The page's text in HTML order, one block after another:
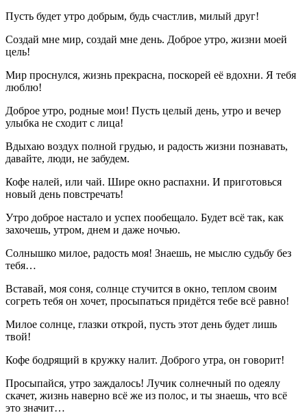
Пусть будет утро добрым, будь счастлив, милый друг!
Создай мне мир, создай мне день. Доброе утро, жизни моей
цель!
Мир проснулся, жизнь прекрасна, поскорей её вдохни. Я тебя
люблю!
Доброе утро, родные мои! Пусть целый день, утро и вечер
улыбка не сходит с лица!
Вдыхаю воздух полной грудью, и радость жизни познавать,
давайте, люди, не забудем.
Кофе налей, или чай. Шире окно распахни. И приготовься
новый день повстречать!
Утро доброе настало и успех пообещало. Будет всё так, как
захочешь, утром, днем и даже ночью.
Солнышко милое, радость моя! Знаешь, не мыслю судьбу без
тебя…
Вставай, моя соня, солнце стучится в окно, теплом своим
согреть тебя он хочет, просыпаться придётся тебе всё равно!
Милое солнце, глазки открой, пусть этот день будет лишь
твой!
Кофе бодрящий в кружку налит. Доброго утра, он говорит!
Просыпайся, утро заждалось! Лучик солнечный по одеялу
скачет, жизнь наверно всё же из полос, и ты знаешь, что всё
это значит…